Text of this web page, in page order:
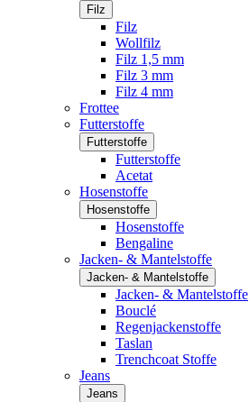
Filz
Filz
Wollfilz
Filz 1,5 mm
Filz 3 mm
Filz 4 mm
Frottee
Futterstoffe
Futterstoffe
Futterstoffe
Acetat
Hosenstoffe
Hosenstoffe
Hosenstoffe
Bengaline
Jacken- & Mantelstoffe
Jacken- & Mantelstoffe
Jacken- & Mantelstoffe
Bouclé
Regenjackenstoffe
Taslan
Trenchcoat Stoffe
Jeans
Jeans